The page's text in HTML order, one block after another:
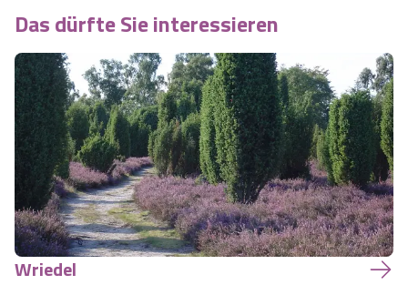
Das dürfte Sie interessieren
Wriedel